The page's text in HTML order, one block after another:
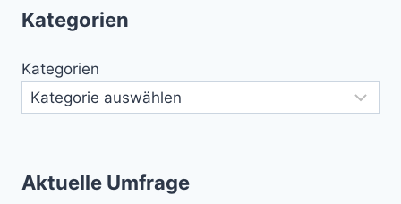
Kategorien
Kategorien
Aktuelle Umfrage